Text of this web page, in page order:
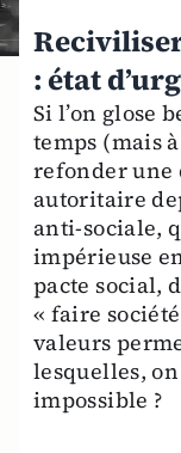
: état
Si l’on glose
temps (mais
refonder une
autoritaire
anti-sociale,
impérieuse
pacte social,
« faire
valeurs
lesquelles,
impossible ?